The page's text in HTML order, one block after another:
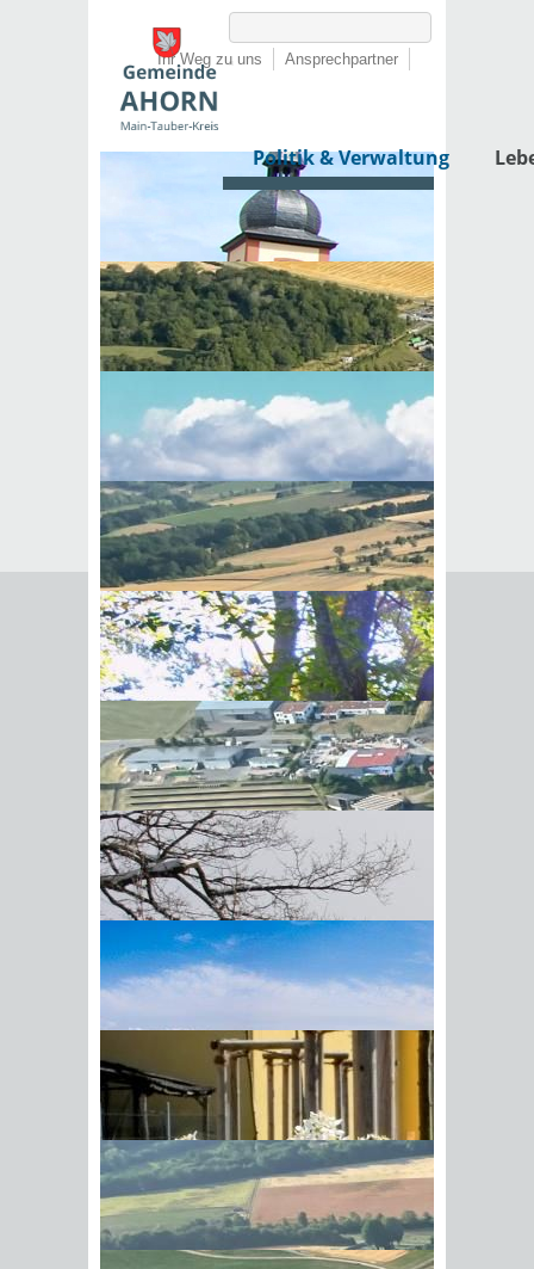
Ihr Weg zu uns Ansprechpartner
Politik & Verwaltung
BIick vom Galgenberg auf
Hohenstadt
Sonnenschein am Morgen im
Ahornwald
Startseite › Politik & Verwaltung› Rathaus›
Lebenslagen
Seite empfehlen
Empfehlung senden an*
Mit diesem Kommentar
Ihr Name
Ihre E-Mail-Adresse*
akzeptiere dieDatenschutz­
erklärung
Kopie an Absender
Seite drucken
PDF drucken